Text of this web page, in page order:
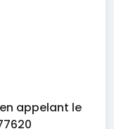
appelant le